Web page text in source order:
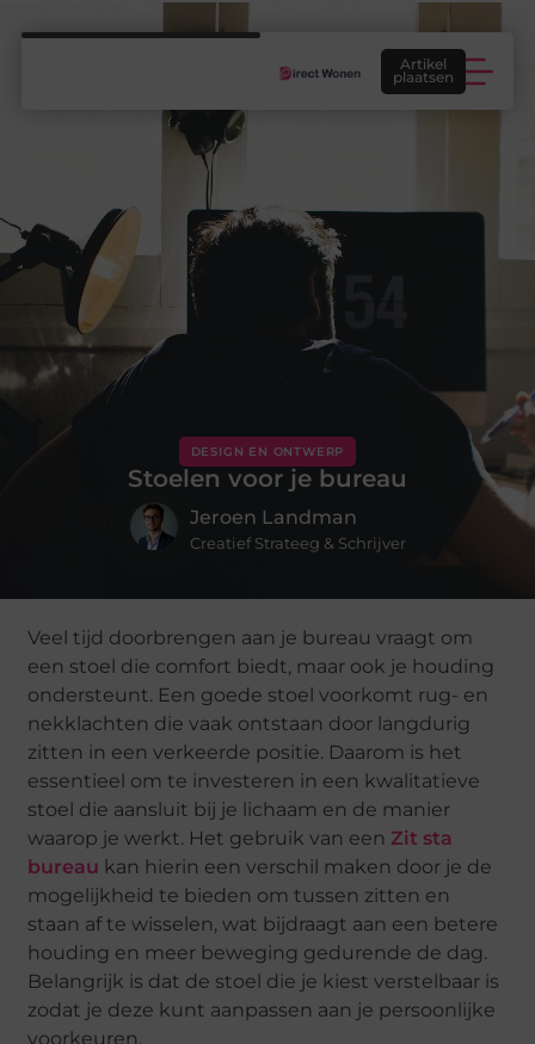
Artikel
plaatsen
DESIGN EN ONTWERP
Stoelen voor je bureau
Jeroen Landman
Creatief Strateeg & Schrijver
Veel tijd doorbrengen aan je bureau vraagt om
een stoel die comfort biedt, maar ook je houding
ondersteunt. Een goede stoel voorkomt rug- en
nekklachten die vaak ontstaan door langdurig
zitten in een verkeerde positie. Daarom is het
essentieel om te investeren in een kwalitatieve
stoel die aansluit bij je lichaam en de manier
waarop je werkt. Het gebruik van een Zit sta
bureau kan hierin een verschil maken door je de
mogelijkheid te bieden om tussen zitten en
staan af te wisselen, wat bijdraagt aan een betere
houding en meer beweging gedurende de dag.
Belangrijk is dat de stoel die je kiest verstelbaar is
zodat je deze kunt aanpassen aan je persoonlijke
voorkeuren.